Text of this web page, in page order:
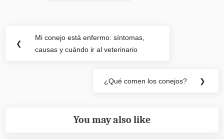
de❮
Previous
Post:
Mi conejo está enfermo: síntomas,
causas y cuándo ir al veterinario
Next
¿Qué comen los conejos? ❯
You may also like